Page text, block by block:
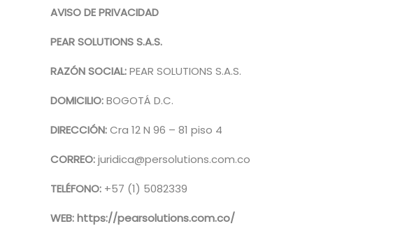
AVISO DE PRIVACIDAD
PEAR SOLUTIONS S.A.S.
RAZÓN SOCIAL:PEAR SOLUTIONS S.A.S.
DOMICILIO:BOGOTÁ D.C.
DIRECCIÓN:Cra 12 N 96 – 81 piso 4
CORREO:juridica@persolutions.com.co
TELÉFONO: +57 (1) 5082339
WEB: https://pearsolutions.com.co/